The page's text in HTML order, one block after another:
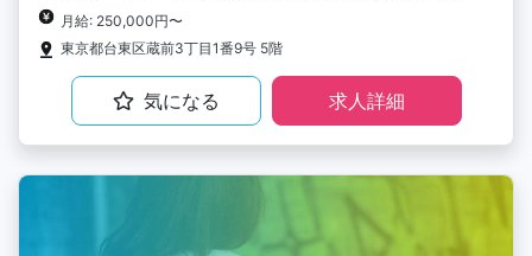
月給: 250,000円〜
東京都台東区蔵前3丁目1番9号 5階
気になる 求人詳細